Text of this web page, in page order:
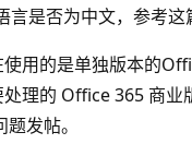
是否为中文，参考这
用的是单独版本的
理的 Office 365 商
发帖。